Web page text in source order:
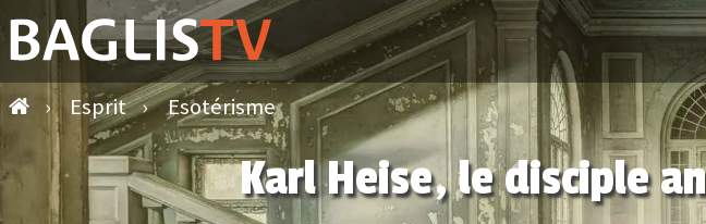
› Esprit › Esotérisme
Karl Heise, le disciple